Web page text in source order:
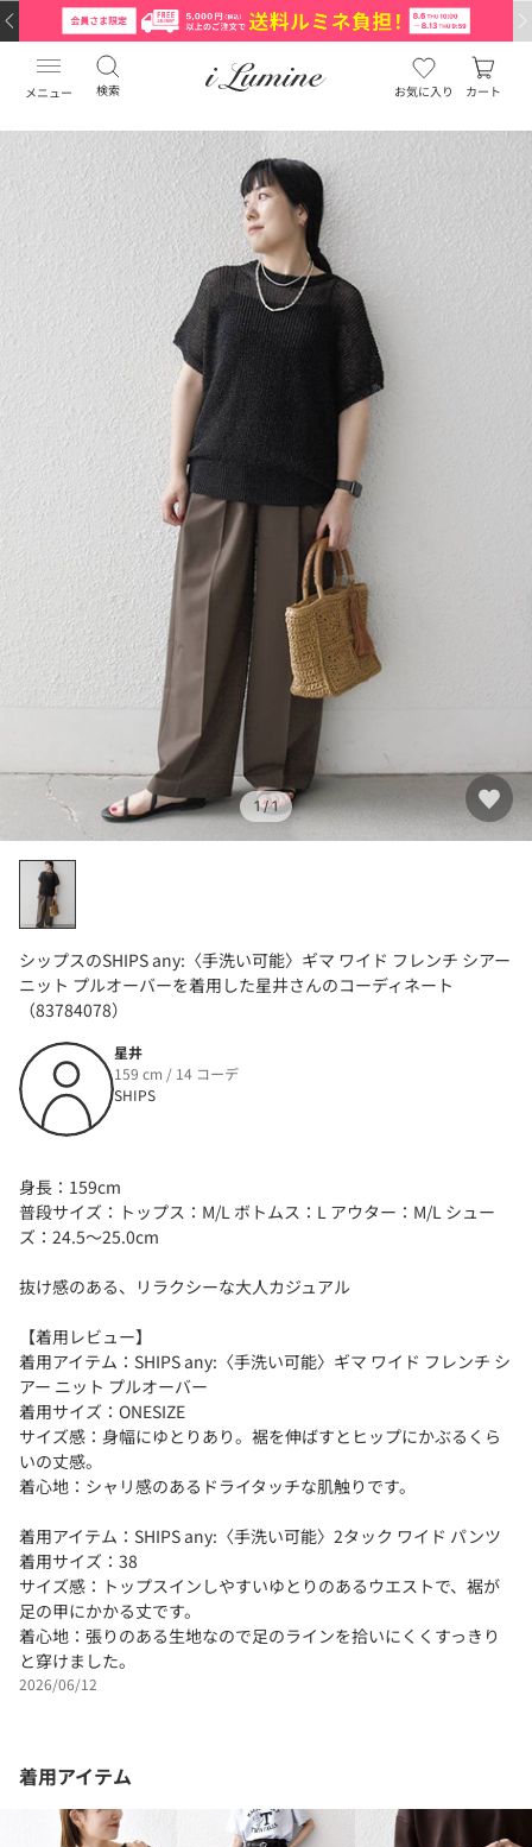
メニュー 検索 お気に入り カート
1/ 1
シップスのSHIPS any:〈手洗い可能〉ギマ ワイド フレンチ シアー
ニット プルオーバーを着用した星井さんのコーディネート
（83784078）
星井
159 cm / 14 コーデ
SHIPS
身長：159cm
普段サイズ：トップス：M/L ボトムス：L アウター：M/L シュー
ズ：24.5～25.0cm
抜け感のある、リラクシーな大人カジュアル
【着用レビュー】
着用アイテム：SHIPS any:〈手洗い可能〉ギマ ワイド フレンチ シ
アー ニット プルオーバー
着用サイズ：ONESIZE
サイズ感：身幅にゆとりあり。裾を伸ばすとヒップにかぶるくら
いの丈感。
着心地：シャリ感のあるドライタッチな肌触りです。
着用アイテム：SHIPS any:〈手洗い可能〉2タック ワイド パンツ
着用サイズ：38
サイズ感：トップスインしやすいゆとりのあるウエストで、裾が
足の甲にかかる丈です。
着心地：張りのある生地なので足のラインを拾いにくくすっきり
と穿けました。
2026/06/12
着用アイテム